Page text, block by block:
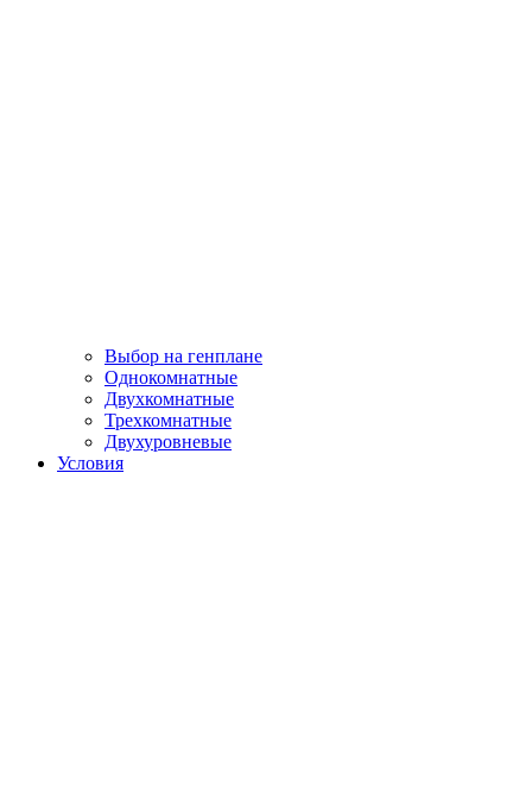
Выбор на генплане
Однокомнатные
Двухкомнатные
Трехкомнатные
Двухуровневые
Условия